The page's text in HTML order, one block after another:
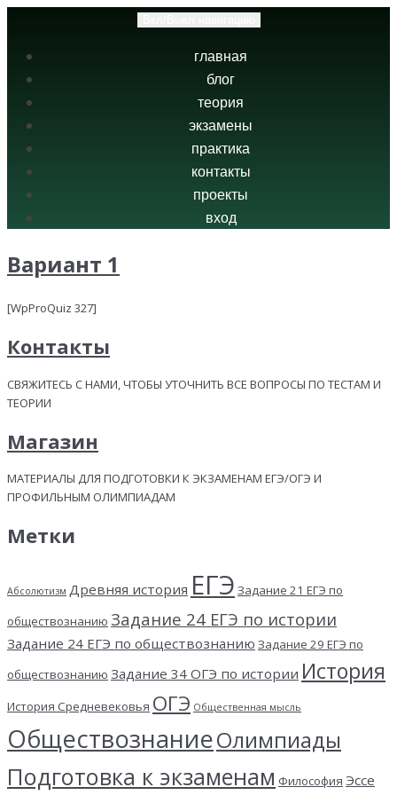
главная
блог
теория
экзамены
практика
контакты
проекты
вход
Вариант 1
[WpProQuiz 327]
Контакты
СВЯЖИТЕСЬ С НАМИ, ЧТОБЫ УТОЧНИТЬ ВСЕ ВОПРОСЫ ПО ТЕСТАМ И
ТЕОРИИ
Магазин
МАТЕРИАЛЫ ДЛЯ ПОДГОТОВКИ К ЭКЗАМЕНАМ ЕГЭ/ОГЭ И
ПРОФИЛЬНЫМ ОЛИМПИАДАМ
Метки
Абсолютизм Древняя история ЕГЭ Задание 21 ЕГЭ по
обществознанию Задание 24 ЕГЭ по истории
Задание 24 ЕГЭ по обществознанию Задание 29 ЕГЭ по
обществознанию Задание 34 ОГЭ по истории История
История Средневековья ОГЭ Общественная мысль
ОбществознаниеОлимпиады
Подготовка к экзаменам Философия Эссе